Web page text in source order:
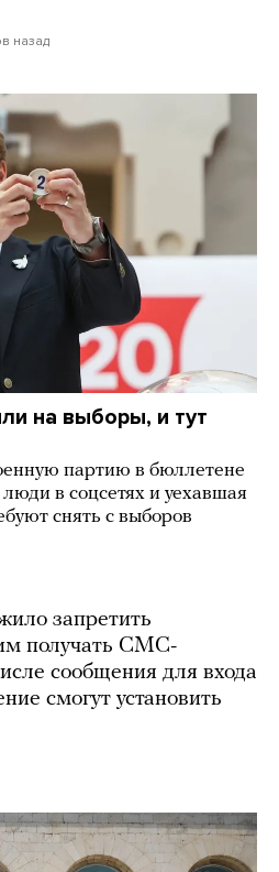
назад
на выборы, и тут
партию в бюллетене
в соцсетях и уехавшая
снять с выборов
запретить
получать СМС-
сообщения для входа
смогут установить